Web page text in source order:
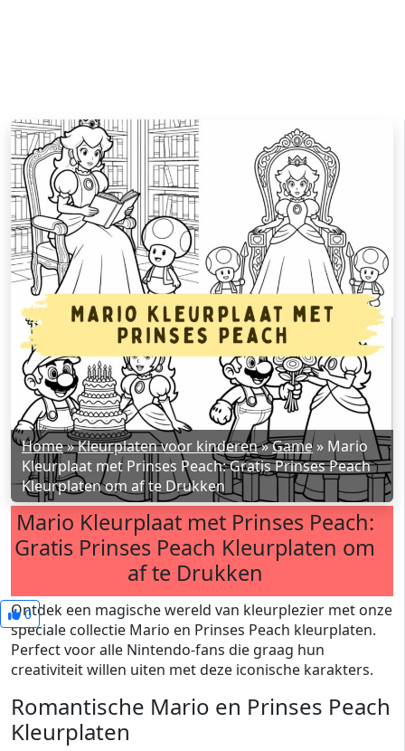
Home»Kleurplaten voor kinderen»Game» Mario
Kleurplaat met Prinses Peach: Gratis Prinses Peach
Kleurplaten om af te Drukken
Mario Kleurplaat met Prinses Peach:
Gratis Prinses Peach Kleurplaten om
af te Drukken
0
Ontdek een magische wereld van kleurplezier met onze
speciale collectie Mario en Prinses Peach kleurplaten.
Perfect voor alle Nintendo-fans die graag hun
creativiteit willen uiten met deze iconische karakters.
Romantische Mario en Prinses Peach
Kleurplaten